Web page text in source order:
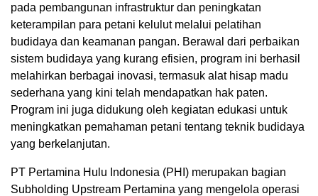
pada pembangunan infrastruktur dan peningkatan
keterampilan para petani kelulut melalui pelatihan
budidaya dan keamanan pangan. Berawal dari perbaikan
sistem budidaya yang kurang efisien, program ini berhasil
melahirkan berbagai inovasi, termasuk alat hisap madu
sederhana yang kini telah mendapatkan hak paten.
Program ini juga didukung oleh kegiatan edukasi untuk
meningkatkan pemahaman petani tentang teknik budidaya
yang berkelanjutan.
PT Pertamina Hulu Indonesia (PHI) merupakan bagian
Subholding Upstream Pertamina yang mengelola operasi